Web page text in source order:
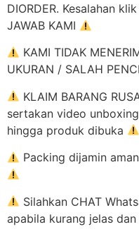
DIORDER. Kesalahan
JAWAB KAMI
KAMI TIDAK
UKURAN / SALAH
KLAIM BARANG
sertakan video
hingga produk dibuka
Packing dijamin
Silahkan CHAT
apabila kurang jelas